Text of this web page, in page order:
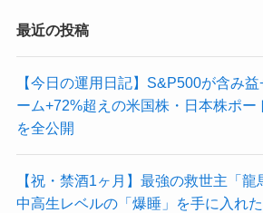
最近の投稿
【今日の運用日記】S&P500が含み
ーム+72%超えの米国株・日本株ポー
を全公開
【祝・禁酒1ヶ月】最強の救世主「
中高生レベルの「爆睡」を手に入れ